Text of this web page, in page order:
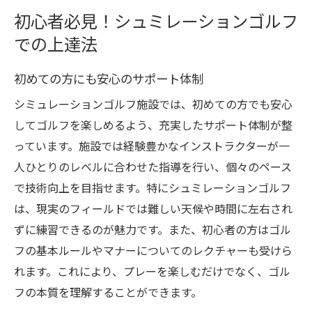
初心者必見！シュミレーションゴルフ
での上達法
初めての方にも安心のサポート体制
シミュレーションゴルフ施設では、初めての方でも安心
してゴルフを楽しめるよう、充実したサポート体制が整
っています。施設では経験豊かなインストラクターが一
人ひとりのレベルに合わせた指導を行い、個々のペース
で技術向上を目指せます。特にシュミレーションゴルフ
は、現実のフィールドでは難しい天候や時間に左右され
ずに練習できるのが魅力です。また、初心者の方はゴル
フの基本ルールやマナーについてのレクチャーも受けら
れます。これにより、プレーを楽しむだけでなく、ゴル
フの本質を理解することができます。